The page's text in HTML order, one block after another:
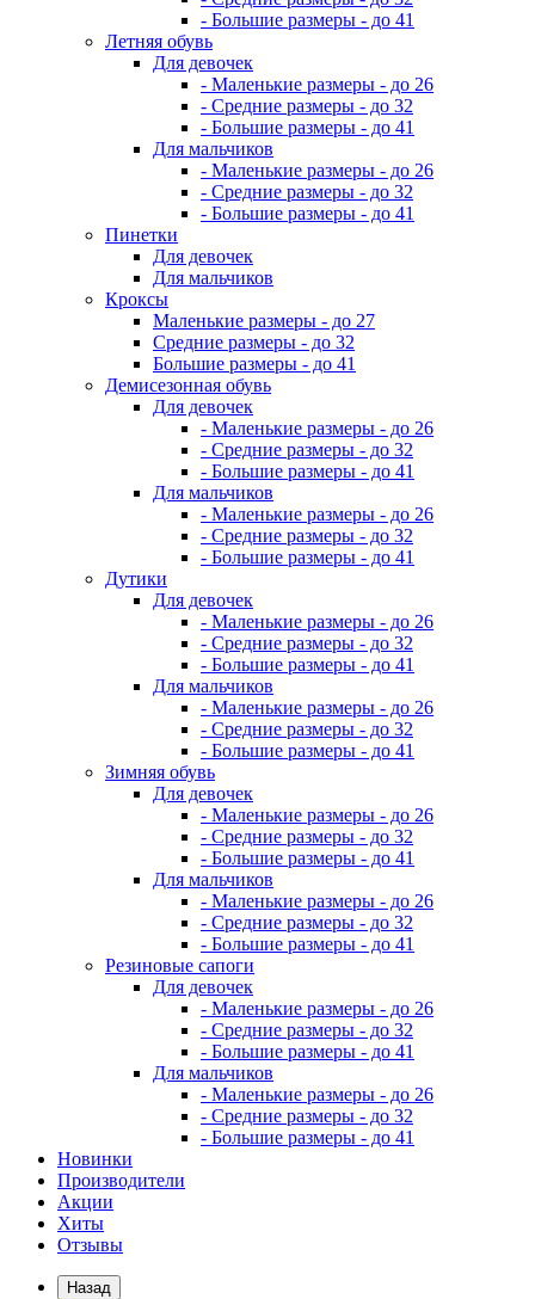
- Большие размеры - до 41
Летняя обувь
Для девочек
- Маленькие размеры - до 26
- Средние размеры - до 32
- Большие размеры - до 41
Для мальчиков
- Маленькие размеры - до 26
- Средние размеры - до 32
- Большие размеры - до 41
Пинетки
Для девочек
Для мальчиков
Кроксы
Маленькие размеры - до 27
Средние размеры - до 32
Большие размеры - до 41
Демисезонная обувь
Для девочек
- Маленькие размеры - до 26
- Средние размеры - до 32
- Большие размеры - до 41
Для мальчиков
- Маленькие размеры - до 26
- Средние размеры - до 32
- Большие размеры - до 41
Дутики
Для девочек
- Маленькие размеры - до 26
- Средние размеры - до 32
- Большие размеры - до 41
Для мальчиков
- Маленькие размеры - до 26
- Средние размеры - до 32
- Большие размеры - до 41
Зимняя обувь
Для девочек
- Маленькие размеры - до 26
- Средние размеры - до 32
- Большие размеры - до 41
Для мальчиков
- Маленькие размеры - до 26
- Средние размеры - до 32
- Большие размеры - до 41
Резиновые сапоги
Для девочек
- Маленькие размеры - до 26
- Средние размеры - до 32
- Большие размеры - до 41
Для мальчиков
- Маленькие размеры - до 26
- Средние размеры - до 32
- Большие размеры - до 41
Новинки
Производители
Акции
Хиты
Отзывы
Назад